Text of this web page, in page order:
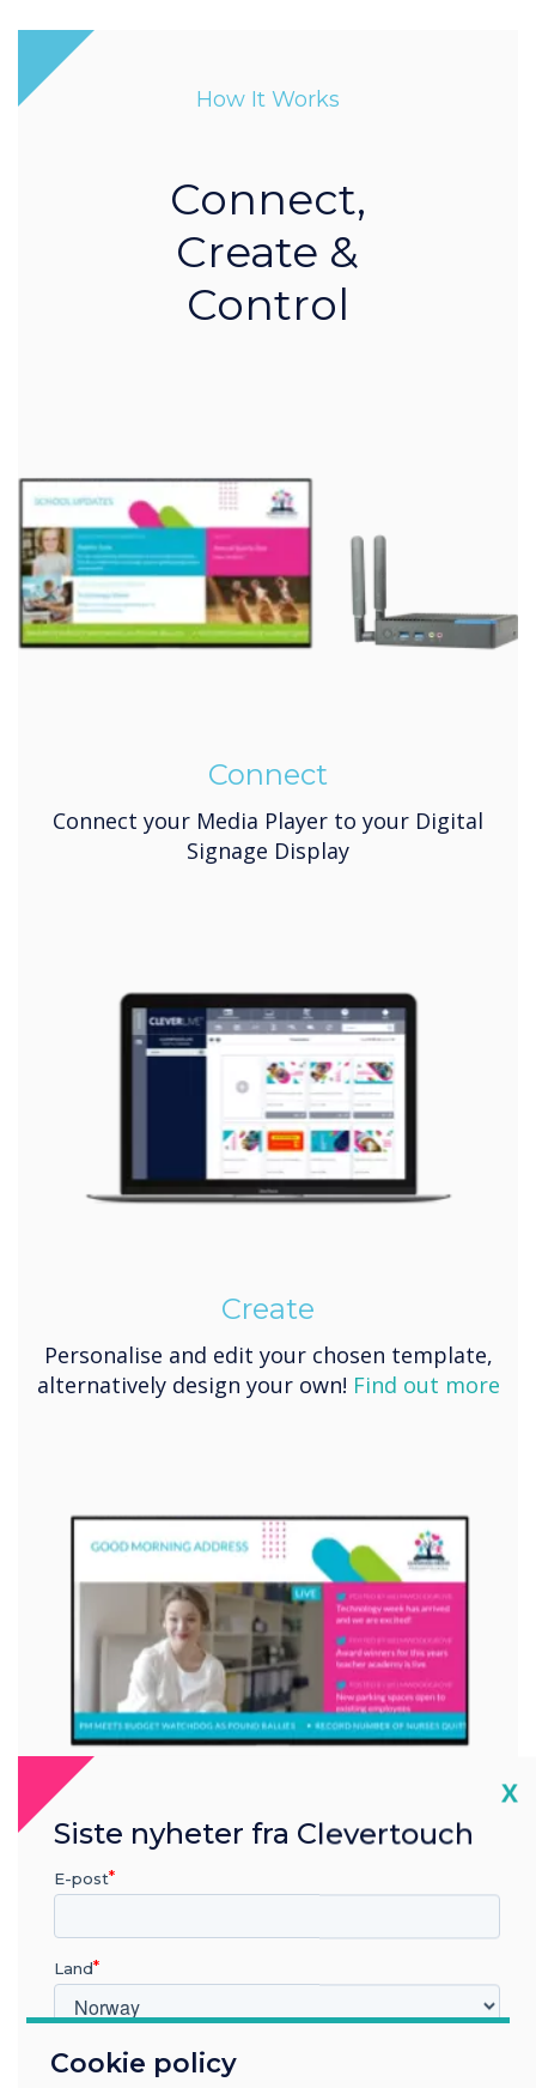
How It Works
Connect,
Create &
Control
Connect
Connect your Media Player to your Digital
Signage Display
Create
Personalise and edit your chosen template,
alternatively design your own! Find out more
Control
Send the finalised template to your screen(s)
Cookie policy
X
Siste nyheter fra Clevertouch
E-post
Land
Hvilken bransje jobber du i?